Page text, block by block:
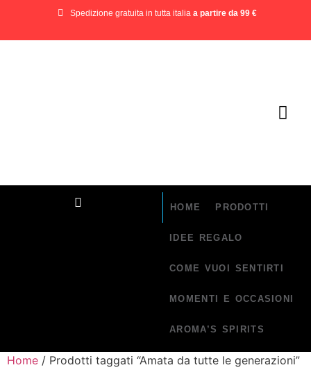
Spedizione gratuita in tutta italia a partire da 99 €
HOME PRODOTTI
IDEE REGALO
COME VUOI SENTIRTI
MOMENTI E OCCASIONI
AROMA’S SPIRITS
Home / Prodotti taggati “Amata da tutte le generazioni”